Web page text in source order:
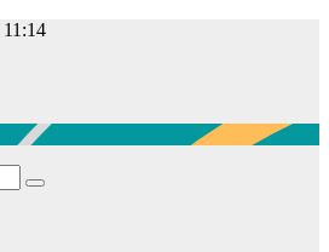
11:14